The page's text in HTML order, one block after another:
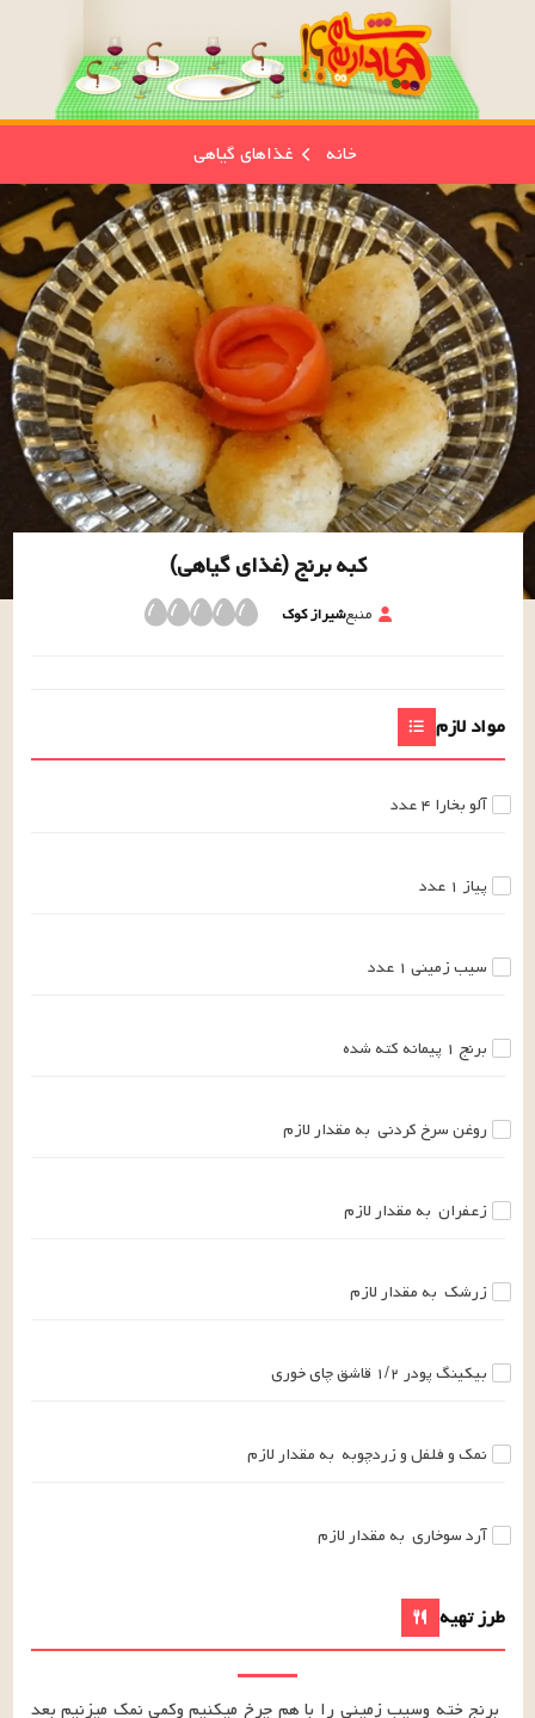
خانه غذاهای گیاهی
کبه برنج (غذای گیاهی)
منبعشیراز کوک
مواد لازم
آلو بخارا ۴ عدد
پیاز ۱ عدد
سیب زمینی ۱ عدد
برنج ۱ پیمانهکته شده
روغن سرخ کردنی به مقدار لازم
زعفران به مقدار لازم
زرشک به مقدار لازم
بیکینگ پودر ۱/۲ قاشق چای خوری
نمک و فلفل و زردچوبه به مقدار لازم
آرد سوخاری به مقدار لازم
طرز تهیه